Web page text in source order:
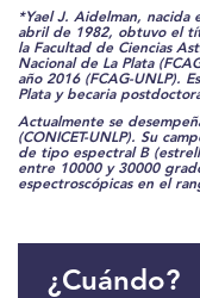
*Yael J. Aidelman, nacida
abril de 1982, obtuvo el
la Facultad de Ciencias
Nacional de La Plata
año 2016 (FCAG-UNLP).
Plata y becaria
Actualmente se
(CONICET-UNLP). Su
de tipo espectral B
entre 10000 y 30000
espectroscópicas en el
¿Cuándo?